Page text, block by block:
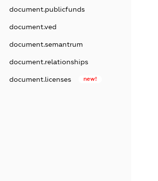
document.publicfunds
document.ved
document.semantrum
document.relationships
document.licenses new!